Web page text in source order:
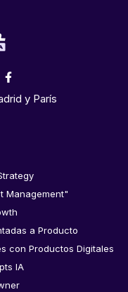
y París
Management"
a Producto
con Productos Digitales
IA